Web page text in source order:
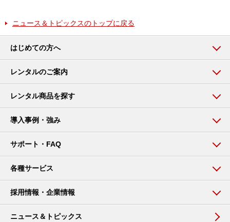
ニュース＆トピックスのトップに戻る
はじめての方へ
レンタルのご案内
レンタル商品を探す
導入事例・強み
サポート・FAQ
各種サービス
採用情報・企業情報
ニュース＆トピックス